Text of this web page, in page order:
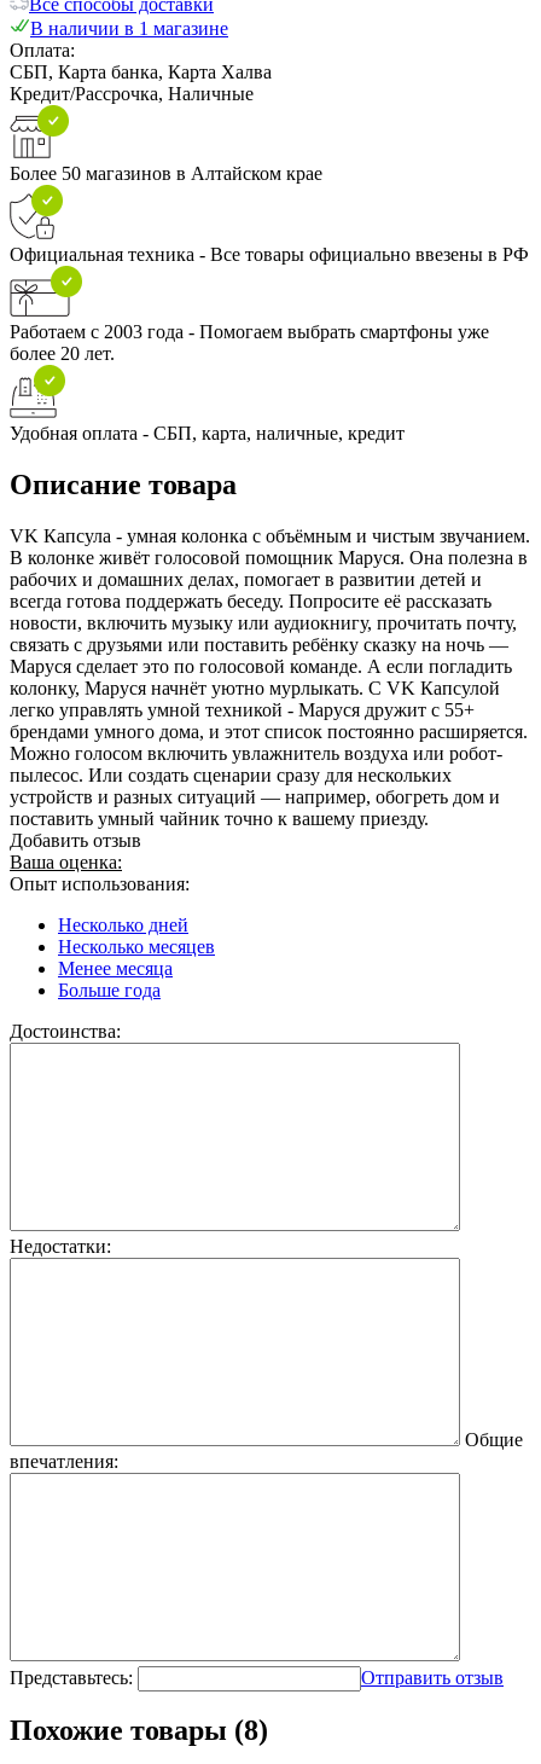
В наличии в 1 магазине
Оплата:
СБП, Карта банка, Карта Халва
Кредит/Рассрочка, Наличные
Более 50 магазинов в Алтайском крае
Официальная техника - Все товары официально ввезены в РФ
Работаем с 2003 года - Помогаем выбрать смартфоны уже
более 20 лет.
Удобная оплата - СБП, карта, наличные, кредит
Описание товара
VK Капсула - умная колонка с объёмным и чистым звучанием.
В колонке живёт голосовой помощник Маруся. Она полезна в
рабочих и домашних делах, помогает в развитии детей и
всегда готова поддержать беседу. Попросите её рассказать
новости, включить музыку или аудиокнигу, прочитать почту,
связать с друзьями или поставить ребёнку сказку на ночь —
Маруся сделает это по голосовой команде. А если погладить
колонку, Маруся начнёт уютно мурлыкать. С VK Капсулой
легко управлять умной техникой - Маруся дружит с 55+
брендами умного дома, и этот список постоянно расширяется.
Можно голосом включить увлажнитель воздуха или робот-
пылесос. Или создать сценарии сразу для нескольких
устройств и разных ситуаций — например, обогреть дом и
поставить умный чайник точно к вашему приезду.
Добавить отзыв
Ваша оценка:
Опыт использования:
Несколько дней
Несколько месяцев
Менее месяца
Больше года
Достоинства:
Недостатки:
Общие
впечатления:
Представьтесь: Отправить отзыв
Похожие товары (8)